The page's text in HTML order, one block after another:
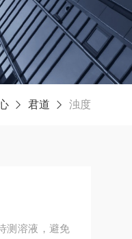
君道 浊度
测溶液，避免